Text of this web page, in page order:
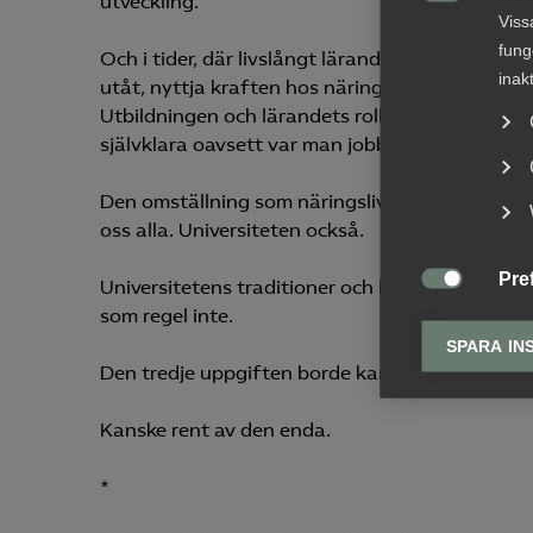
Och i tider, där livslångt lärande står på
utåt, nyttja kraften hos näringslivet och vara
Utbildningen och lärandets roll har ändrats,
självklara oavsett var man jobbar eller verkar.
Den omställning som näringslivet ständigt
oss alla. Universiteten också.
Universitetens traditioner och långsiktighet är
som regel inte.
Den tredje uppgiften borde kanske vara den
Kanske rent av den enda.
*
SPARA